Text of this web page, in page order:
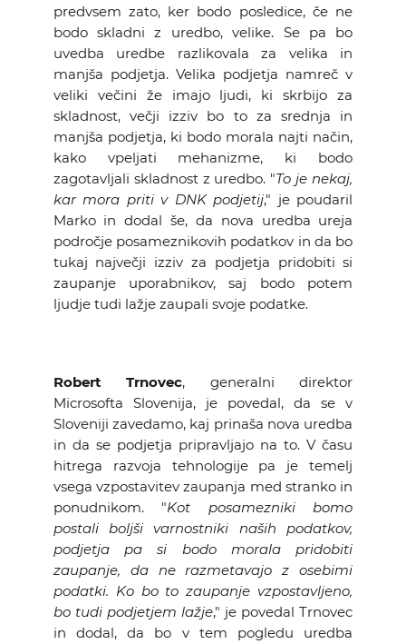
predvsem zato, ker bodo posledice, če ne
bodo skladni z uredbo, velike. Se pa bo
uvedba uredbe razlikovala za velika in
manjša podjetja. Velika podjetja namreč v
veliki večini že imajo ljudi, ki skrbijo za
skladnost, večji izziv bo to za srednja in
manjša podjetja, ki bodo morala najti način,
kako vpeljati mehanizme, ki bodo
zagotavljali skladnost z uredbo. "To je nekaj,
kar mora priti v DNK podjetij," je poudaril
Marko in dodal še, da nova uredba ureja
področje posameznikovih podatkov in da bo
tukaj največji izziv za podjetja pridobiti si
zaupanje uporabnikov, saj bodo potem
ljudje tudi lažje zaupali svoje podatke.
Robert Trnovec, generalni direktor
Microsofta Slovenija, je povedal, da se v
Sloveniji zavedamo, kaj prinaša nova uredba
in da se podjetja pripravljajo na to. V času
hitrega razvoja tehnologije pa je temelj
vsega vzpostavitev zaupanja med stranko in
ponudnikom. "Kot posamezniki bomo
postali boljši varnostniki naših podatkov,
podjetja pa si bodo morala pridobiti
zaupanje, da ne razmetavajo z osebimi
podatki. Ko bo to zaupanje vzpostavljeno,
bo tudi podjetjem lažje," je povedal Trnovec
in dodal, da bo v tem pogledu uredba